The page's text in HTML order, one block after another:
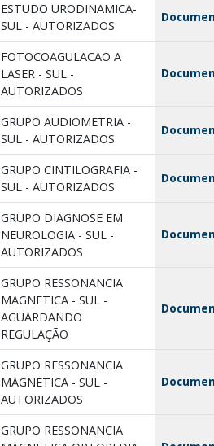
ESTUDO URODINAMICA-
SUL - AUTORIZADOS
FOTOCOAGULACAO A
LASER - SUL -
AUTORIZADOS
GRUPO AUDIOMETRIA -
SUL - AUTORIZADOS
GRUPO CINTILOGRAFIA -
SUL - AUTORIZADOS
GRUPO DIAGNOSE EM
NEUROLOGIA - SUL -
AUTORIZADOS
GRUPO RESSONANCIA
MAGNETICA - SUL -
AGUARDANDO
REGULAÇÃO
GRUPO RESSONANCIA
MAGNETICA - SUL -
AUTORIZADOS
GRUPO RESSONANCIA